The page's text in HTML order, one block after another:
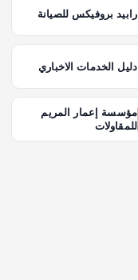
رابيد بروفيكس للصيانة
دليل الخدمات الاخباري
مؤسسة إعمار المريم
للمقاولات